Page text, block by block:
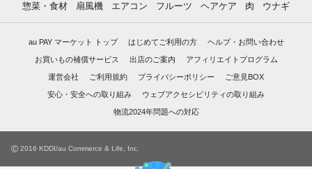
惣菜・食材
扇風機 エアコン フルーツ ヘアケア 肉 ウナギ
au PAY マーケット トップ はじめてご利用の方 ヘルプ・お問い合わせ
お買いもの補償サービス 出店のご案内 アフィリエイトプログラム
運営会社 ご利用規約 プライバシーポリシー ご意見BOX
安心・安全への取り組み ウェブアクセシビリティの取り組み
物流2024年問題への対応
© 2016 KDDI/au Commerce & Life, Inc.